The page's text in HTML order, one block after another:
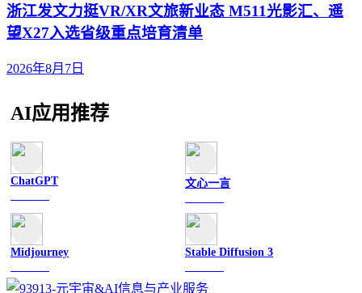
浙江发文力挺VR/XR文旅新业态 M511光影汇、遥
望X27入选省级重点培育清单
2026年8月7日
AI应用推荐
ChatGPT 文心一言
Midjourney Stable Diffusion 3